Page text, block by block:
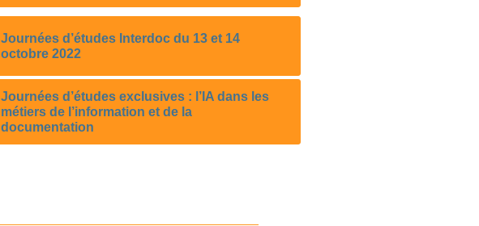
Journées d’études Interdoc du 13 et 14
octobre 2022
Journées d’études exclusives : l’IA dans les
métiers de l’information et de la
documentation